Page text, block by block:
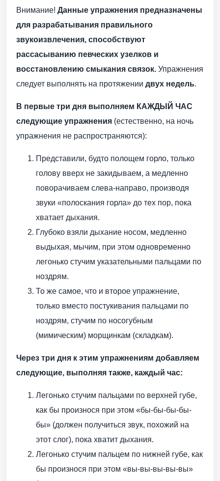
Внимание! Данные упражнения предназначены
для разрабатывания правильного
звукоизвлечения, способствуют
рассасыванию певческих узелков и
восстановлению смыкания связок. Упражнения
следует выполнять на протяжении двух недель.
В первые три дня выполняем КАЖДЫЙ ЧАС
следующие упражнения (естественно, на ночь
упражнения не распространяются):
Представили, будто полощем горло, только
голову вверх не закидываем, а медленно
поворачиваем слева-направо, производя
звуки «полоскания горла» до тех пор, пока
хватает дыхания.
Глубоко взяли дыхание носом, медленно
выдыхая, мычим, при этом одновременно
легонько стучим указательными пальцами по
ноздрям.
То же самое, что и второе упражнение,
только вместо постукивания пальцами по
ноздрям, стучим по носогубным
(мимическим) морщинкам (складкам).
Через три дня к этим упражнениям добавляем
следующие, выполняя также, каждый час:
Легонько стучим пальцами по верхней губе,
как бы произнося при этом «бы-бы-бы-бы-
бы» (должен получиться звук, похожий на
этот слог), пока хватит дыхания.
Легонько стучим пальцем по нижней губе, как
бы произнося при этом «вы-вы-вы-вы-вы»